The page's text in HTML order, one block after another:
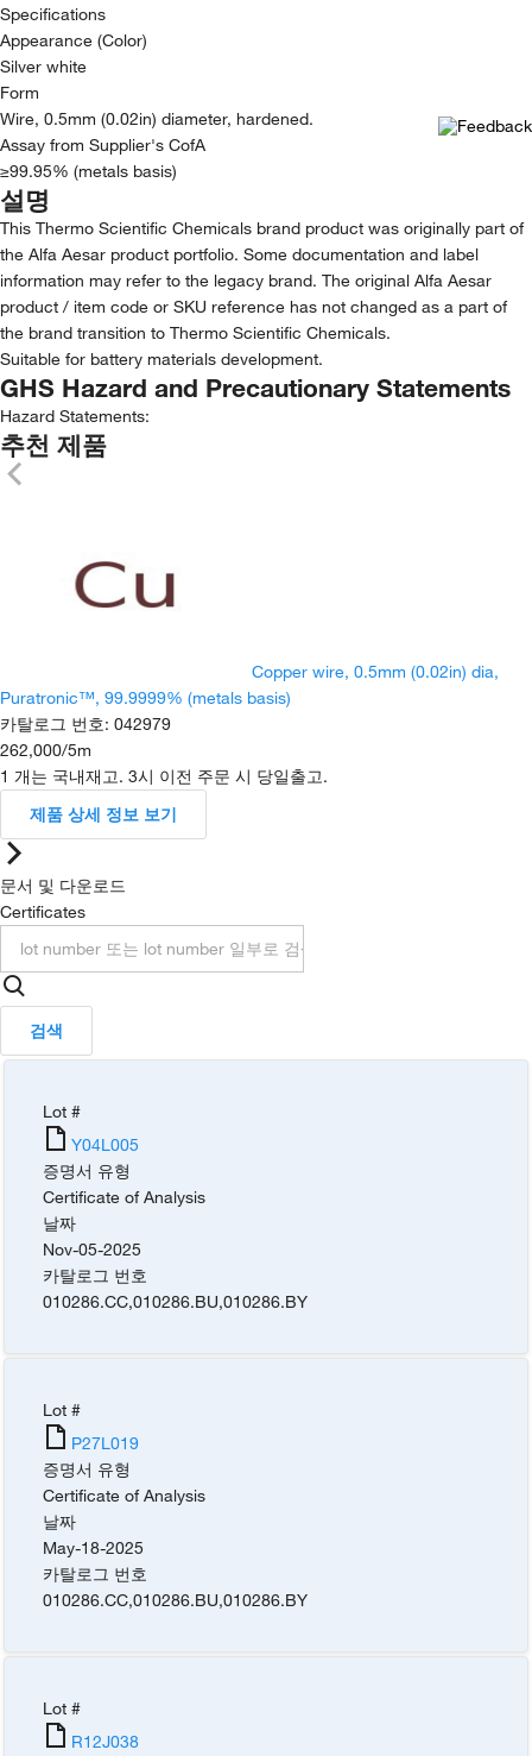
Specifications
Appearance (Color)
Silver white
Form
Wire, 0.5mm (0.02in) diameter, hardened.
Assay from Supplier's CofA
≥99.95% (metals basis)
설명
This Thermo Scientific Chemicals brand product was originally part of
the Alfa Aesar product portfolio. Some documentation and label
information may refer to the legacy brand. The original Alfa Aesar
product / item code or SKU reference has not changed as a part of
the brand transition to Thermo Scientific Chemicals.
Suitable for battery materials development.
GHS Hazard and Precautionary Statements
Hazard Statements:
추천 제품
Copper wire, 0.5mm (0.02in) dia,
Puratronic™, 99.9999% (metals basis)
카탈로그 번호: 042979
262,000/5m
1 개는 국내재고. 3시 이전 주문 시 당일출고.
제품 상세 정보 보기
문서 및 다운로드
Certificates
검색
Lot #
Y04L005
증명서 유형
Certificate of Analysis
날짜
Nov-05-2025
카탈로그 번호
010286.CC,010286.BU,010286.BY
Lot #
P27L019
증명서 유형
Certificate of Analysis
날짜
May-18-2025
카탈로그 번호
010286.CC,010286.BU,010286.BY
Lot #
R12J038